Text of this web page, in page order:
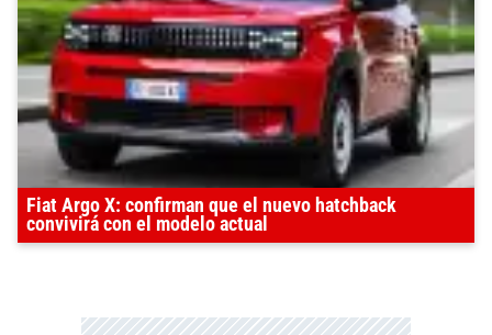
Fiat Argo X: confirman que el nuevo hatchback
convivirá con el modelo actual